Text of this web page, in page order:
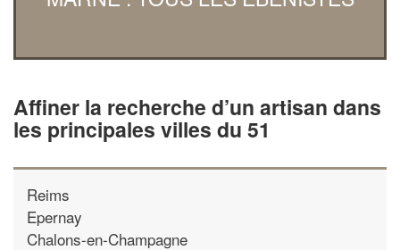
Affiner la recherche d’un artisan dans
les principales villes du 51
Reims
Epernay
Chalons-en-Champagne